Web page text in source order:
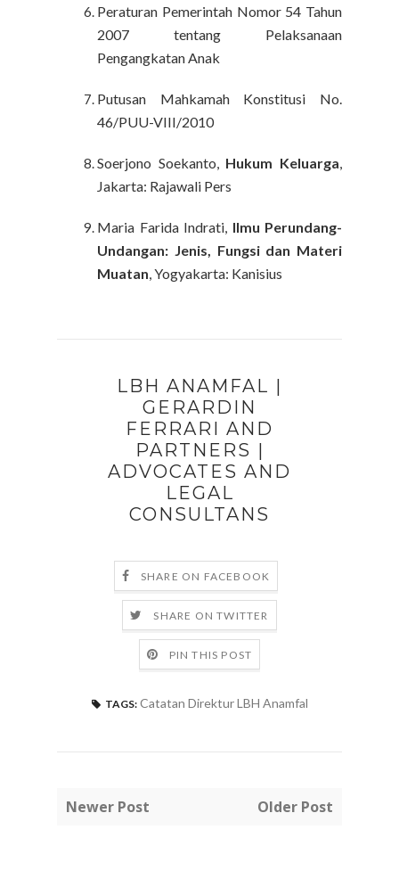
Peraturan Pemerintah Nomor 54 Tahun
2007 tentang Pelaksanaan
Pengangkatan Anak
Putusan Mahkamah Konstitusi No.
46/PUU-VIII/2010
Soerjono Soekanto, Hukum Keluarga,
Jakarta: Rajawali Pers
Maria Farida Indrati, Ilmu Perundang-
Undangan: Jenis, Fungsi dan Materi
Muatan, Yogyakarta: Kanisius
LBH ANAMFAL |
GERARDIN
FERRARI AND
PARTNERS |
ADVOCATES AND
LEGAL
CONSULTANS
SHARE ON FACEBOOK
SHARE ON TWITTER
PIN THIS POST
TAGS: Catatan Direktur LBH Anamfal
Newer Post Older Post